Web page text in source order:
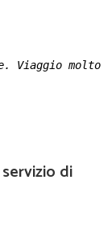
Viaggio molto
di